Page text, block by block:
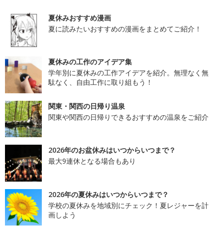
夏休みおすすめ漫画
夏に読みたいおすすめの漫画をまとめてご紹介！
夏休みの工作のアイデア集
学年別に夏休みの工作アイデアを紹介。無理なく無
駄なく、自由工作に取り組もう！
関東・関西の日帰り温泉
関東や関西の日帰りできるおすすめの温泉をご紹介
2026年のお盆休みはいつからいつまで？
最大9連休となる場合もあり
2026年の夏休みはいつからいつまで？
学校の夏休みを地域別にチェック！夏レジャーを計
画しよう